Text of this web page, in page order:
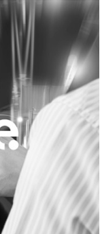
Purpose Marketing
Reputatie & crisis